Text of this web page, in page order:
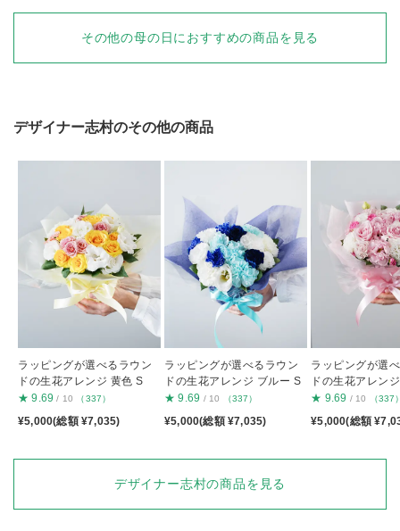
その他の母の日におすすめの商品を見る
デザイナー志村のその他の商品
ラッピングが選べるラウン
ドの生花アレンジ 黄色 S
★ 9.69 / 10 （337）
¥5,000(総額 ¥7,035)
ラッピングが選べるラウン
ドの生花アレンジ ブルー S
★ 9.69 / 10 （337）
¥5,000(総額 ¥7,035)
ラッピングが選
ドの生花アレン
★ 9.69 / 10 （337
¥5,000(総額
デザイナー志村の商品を見る